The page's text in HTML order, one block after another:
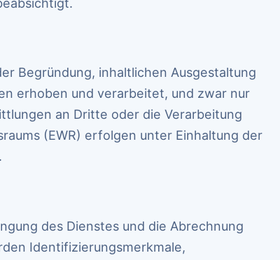
Begründung, inhaltlichen Ausgestaltung
erhoben und verarbeitet, und zwar nur
an Dritte oder die Verarbeitung
(EWR) erfolgen unter Einhaltung der
des Dienstes und die Abrechnung
Identifizierungsmerkmale,